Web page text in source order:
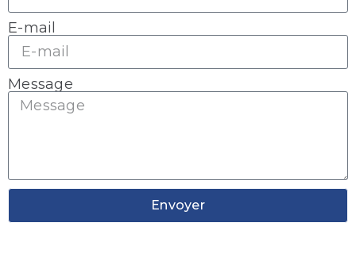
E-mail
Message
Envoyer